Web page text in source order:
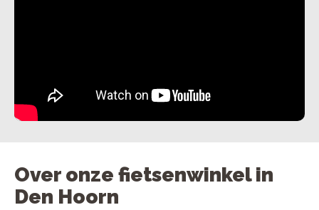
Over onze fietsenwinkel in
Den Hoorn